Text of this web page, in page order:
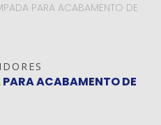
PARA ACABAMENTO DE
ACABAMENTO DE